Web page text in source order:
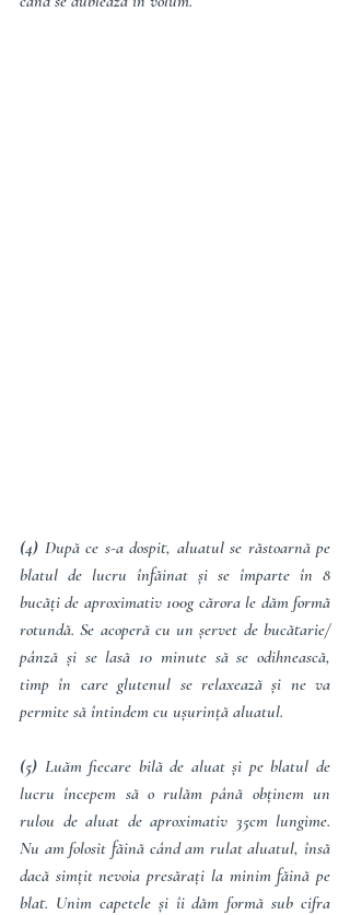
(4) După ce s-a dospit, aluatul se răstoarnă pe
blatul de lucru înfăinat și se împarte în 8
bucăți de aproximativ 100g cărora le dăm formă
rotundă. Se acoperă cu un șervet de bucătarie/
pânză și se lasă 10 minute să se odihnească,
timp în care glutenul se relaxează și ne va
permite să întindem cu ușurință aluatul.
(5) Luăm fiecare bilă de aluat și pe blatul de
lucru începem să o rulăm până obținem un
rulou de aluat de aproximativ 35cm lungime.
Nu am folosit făină când am rulat aluatul, însă
dacă simțit nevoia presărați la minim făină pe
blat. Unim capetele și îi dăm formă sub cifra